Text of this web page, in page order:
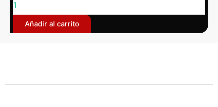
Añadir al carrito